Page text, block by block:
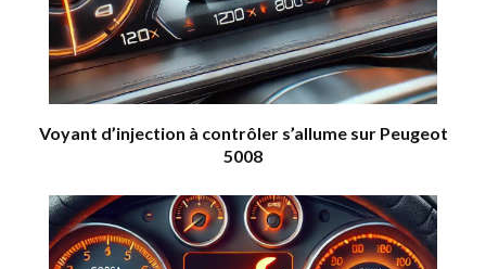
Voyant d’injection à contrôler s’allume sur Peugeot
5008